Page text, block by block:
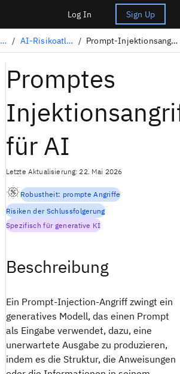
Log In Sign Up
Regierende KI / AI-Risikoatlas / Prompt-Injektionsangriff
Promptes
für AI
Letzte Aktualisierung: 22. Mai 2026
Robustheit: prompte Angriffe
Risiken der Schlussfolgerung
Spezifisch für generative KI
Beschreibung
Ein Prompt-Injection-Angriff zwingt ein
generatives Modell, das einen Prompt
als Eingabe verwendet, dazu, eine
unerwartete Ausgabe zu produzieren,
indem es die Struktur, die Anweisungen